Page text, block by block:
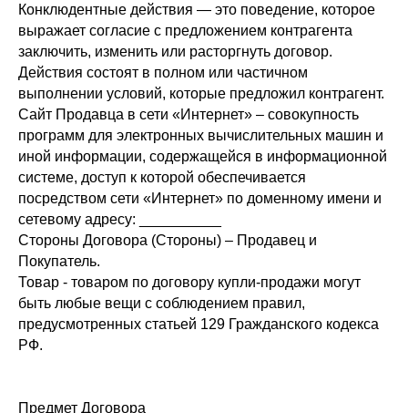
Конклюдентные действия — это поведение, которое
выражает согласие с предложением контрагента
заключить, изменить или расторгнуть договор.
Действия состоят в полном или частичном
выполнении условий, которые предложил контрагент.
Сайт Продавца в сети «Интернет» – совокупность
программ для электронных вычислительных машин и
иной информации, содержащейся в информационной
системе, доступ к которой обеспечивается
посредством сети «Интернет» по доменному имени и
сетевому адресу: __________
Стороны Договора (Стороны) – Продавец и
Покупатель.
Товар - товаром по договору купли-продажи могут
быть любые вещи с соблюдением правил,
предусмотренных статьей 129 Гражданского кодекса
РФ.
Предмет Договора